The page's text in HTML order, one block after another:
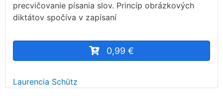
precvičovanie písania slov. Princíp obrázkových
diktátov spočíva v zapísaní
0,99 €
Laurencia Schütz